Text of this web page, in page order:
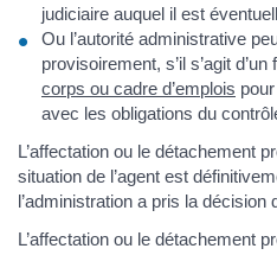
judiciaire auquel il est
Ou l’autorité administrative
provisoirement, s’il s’agit
corps ou cadre d’emplois
avec les obligations du
L’affectation ou le détachement
situation de l’agent est
l’administration a pris la décision
L’affectation ou le détachement